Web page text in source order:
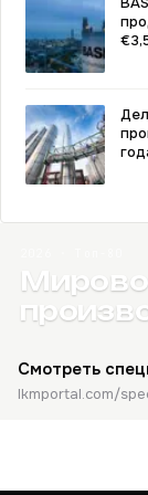
Смотреть
lkmportal.com/